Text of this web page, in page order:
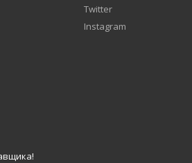
Twitter
Instagram